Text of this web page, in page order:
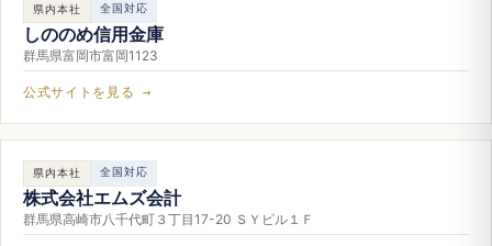
県内本社 全国対応
しののめ信用金庫
群馬県富岡市富岡1123
公式サイトを見る →
県内本社 全国対応
株式会社エムズ会計
群馬県高崎市八千代町３丁目17-20 ＳＹビル１Ｆ